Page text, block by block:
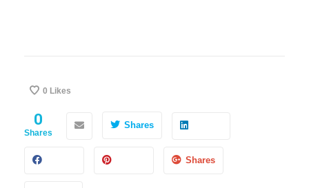
0 Likes
0
Shares
Shares
Shares